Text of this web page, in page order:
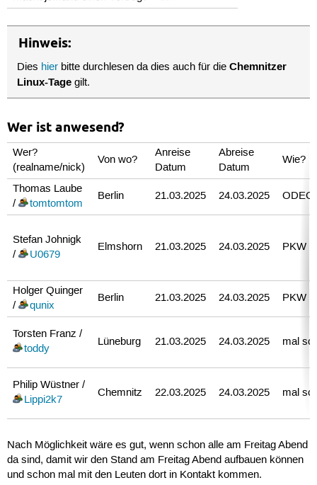
Hinweis:
Dies hier bitte durchlesen da dies auch für dieChemnitzer
Linux-Tage gilt.
Wer ist anwesend?
Wer?
(realname/nick)
Von wo?
Anreise
Datum
Abreise
Datum
Wie?
Thomas Laube
/
tomtomtom
Berlin 21.03.2025 24.03.2025
Stefan Johnigk
/
U0679
Elmshorn 21.03.2025 24.03.2025 PKW
Holger Quinger
/
qunix
Berlin 21.03.2025 24.03.2025 PKW
Torsten Franz /
toddy
Lüneburg 21.03.2025 24.03.2025 mal
Philip Wüstner /
Lippi2k7
Chemnitz 22.03.2025 24.03.2025 mal
Nach Möglichkeit wäre es gut, wenn schon alle am Freitag Abend
da sind, damit wir den Stand am Freitag Abend aufbauen können
und schon mal mit den Leuten dort in Kontakt kommen.